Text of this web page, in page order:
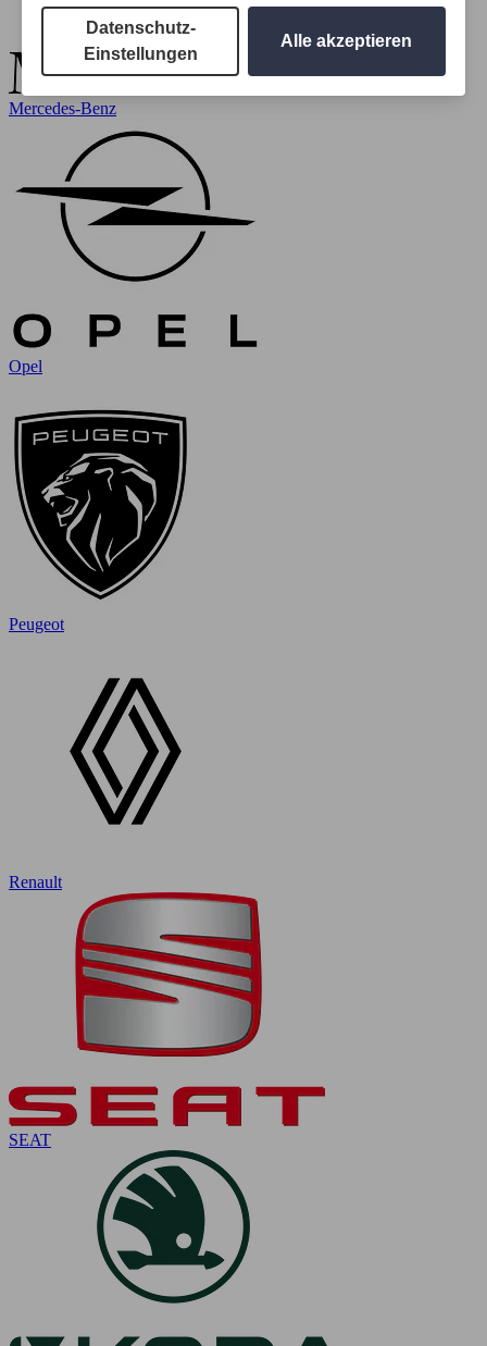
Mercedes-Benz
Opel
Peugeot
Renault
SEAT
Datenschutz-
Einstellungen
Alle akzeptieren